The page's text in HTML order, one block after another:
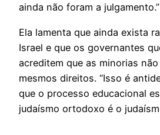
ainda não foram a julgamento.”
Ela lamenta que ainda exista
Israel e que os governantes
acreditem que as minorias
mesmos direitos. “Isso é
que o processo educacional
judaísmo ortodoxo é o